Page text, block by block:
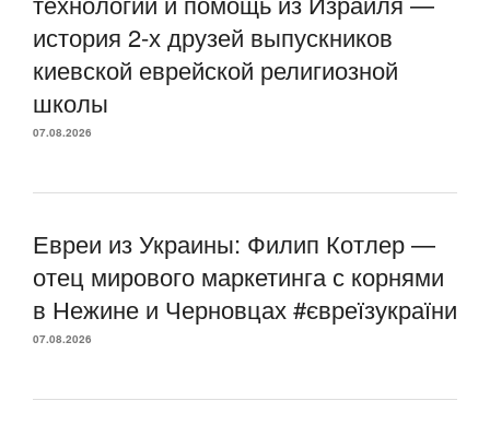
история 2-х друзей выпускников
киевской еврейской религиозной
школы
07.08.2026
Евреи из Украины: Филип Котлер —
отец мирового маркетинга с корнями
в Нежине и Черновцах #євреїзукраїни
07.08.2026